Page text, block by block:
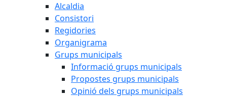
Alcaldia
Consistori
Regidories
Organigrama
Grups municipals
Informació grups municipals
Propostes grups municipals
Opinió dels grups municipals